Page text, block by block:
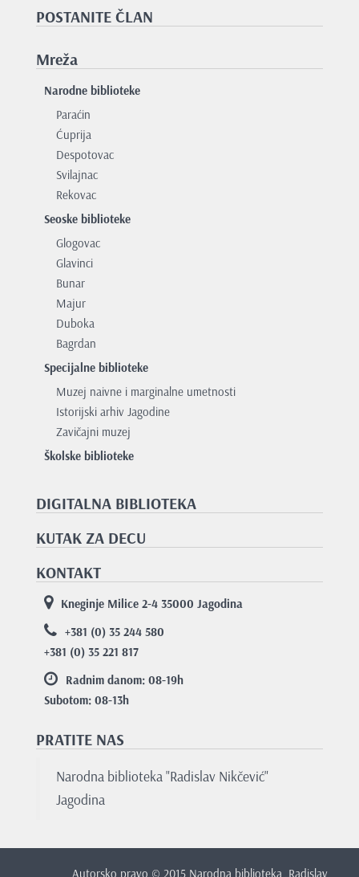
POSTANITE ČLAN
Mreža
Narodne biblioteke
Paraćin
Ćuprija
Despotovac
Svilajnac
Rekovac
Seoske biblioteke
Glogovac
Glavinci
Bunar
Majur
Duboka
Bagrdan
Specijalne biblioteke
Muzej naivne i marginalne umetnosti
Istorijski arhiv Jagodine
Zavičajni muzej
Školske biblioteke
DIGITALNA BIBLIOTEKA
KUTAK ZA DECU
KONTAKT
Kneginje Milice 2-4 35000 Jagodina
+381 (0) 35 244 580
+381 (0) 35 221 817
Radnim danom: 08-19h
Subotom: 08-13h
PRATITE NAS
Narodna biblioteka "Radislav Nikčević"
Jagodina
Autorsko pravo © 2015 Narodna biblioteka „Radislav